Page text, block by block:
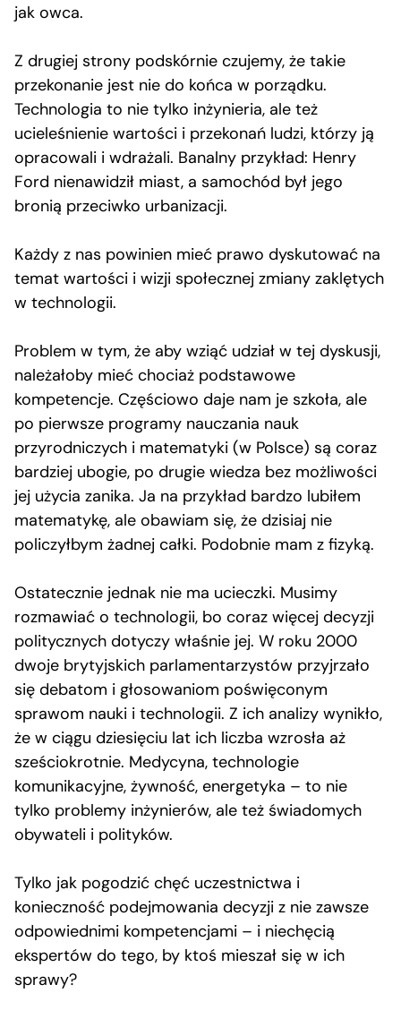
jak owca.
Z drugiej strony podskórnie czujemy, że takie
przekonanie jest nie do końca w porządku.
Technologia to nie tylko inżynieria, ale też
ucieleśnienie wartości i przekonań ludzi, którzy ją
opracowali i wdrażali. Banalny przykład: Henry
Ford nienawidził miast, a samochód był jego
bronią przeciwko urbanizacji.
Każdy z nas powinien mieć prawo dyskutować na
temat wartości i wizji społecznej zmiany zaklętych
w technologii.
Problem w tym, że aby wziąć udział w tej dyskusji,
należałoby mieć chociaż podstawowe
kompetencje. Częściowo daje nam je szkoła, ale
po pierwsze programy nauczania nauk
przyrodniczych i matematyki (w Polsce) są coraz
bardziej ubogie, po drugie wiedza bez możliwości
jej użycia zanika. Ja na przykład bardzo lubiłem
matematykę, ale obawiam się, że dzisiaj nie
policzyłbym żadnej całki. Podobnie mam z fizyką.
Ostatecznie jednak nie ma ucieczki. Musimy
rozmawiać o technologii, bo coraz więcej decyzji
politycznych dotyczy właśnie jej. W roku 2000
dwoje brytyjskich parlamentarzystów przyjrzało
się debatom i głosowaniom poświęconym
sprawom nauki i technologii. Z ich analizy wynikło,
że w ciągu dziesięciu lat ich liczba wzrosła aż
sześciokrotnie. Medycyna, technologie
komunikacyjne, żywność, energetyka – to nie
tylko problemy inżynierów, ale też świadomych
obywateli i polityków.
Tylko jak pogodzić chęć uczestnictwa i
konieczność podejmowania decyzji z nie zawsze
odpowiednimi kompetencjami – i niechęcią
ekspertów do tego, by ktoś mieszał się w ich
sprawy?